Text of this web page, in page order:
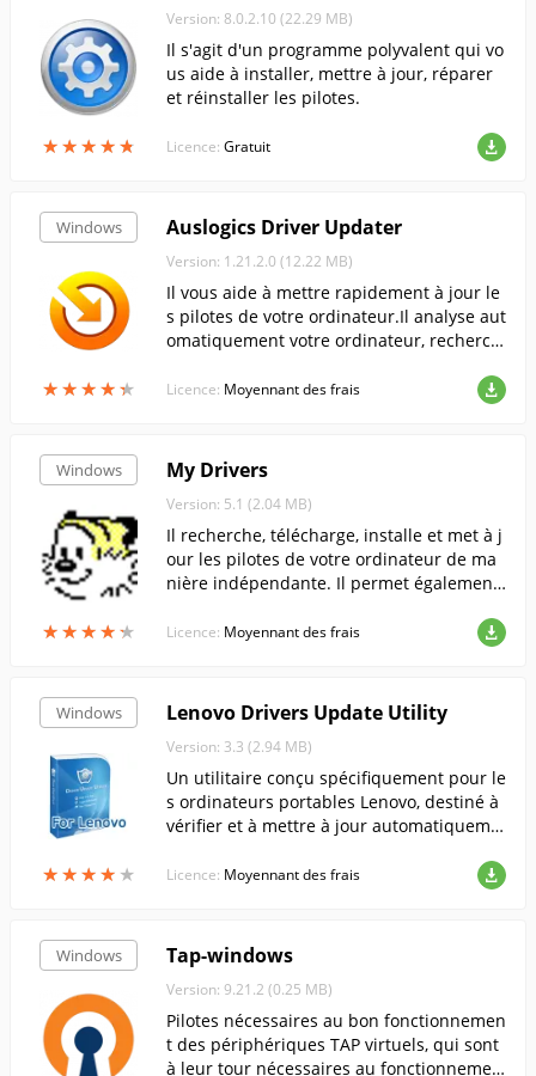
★★★★★
★★★★★
Version: 8.0.2.10 (22.29 MB)
Il s'agit d'un programme polyvalent qui vo
us aide à installer, mettre à jour, réparer
et réinstaller les pilotes.
Licence: Gratuit
Windows
★★★★★
★★★★★
Auslogics Driver Updater
Version: 1.21.2.0 (12.22 MB)
Il vous aide à mettre rapidement à jour le
s pilotes de votre ordinateur.Il analyse aut
omatiquement votre ordinateur, recherch
pilotes installés sur votre ordinateur.
Licence: Moyennant des frais
Windows
★★★★★
★★★★★
My Drivers
Version: 5.1 (2.04 MB)
Il recherche, télécharge, installe et met à j
our les pilotes de votre ordinateur de ma
nière indépendante. Il permet également
lote en cas de problème avec un nouveau
Licence: Moyennant des frais
Windows
★★★★ ★
★★★★ ★
Lenovo Drivers Update Utility
Version: 3.3 (2.94 MB)
Un utilitaire conçu spécifiquement pour le
s ordinateurs portables Lenovo, destiné à
vérifier et à mettre à jour automatiqueme
Licence: Moyennant des frais
Windows Tap-windows
Version: 9.21.2 (0.25 MB)
Pilotes nécessaires au bon fonctionnemen
t des périphériques TAP virtuels, qui sont
à leur tour nécessaires au fonctionnemen